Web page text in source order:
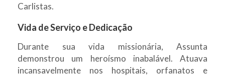
Carlistas.
Vida de Serviço e Dedicação
Durante sua vida missionária, Assunta
demonstrou um heroísmo inabalável. Atuava
incansavelmente nos hospitais, orfanatos e